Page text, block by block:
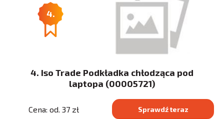
4.
4. Iso Trade Podkładka chłodząca pod
laptopa (00005721)
Cena: od. 37 zł Sprawdź teraz